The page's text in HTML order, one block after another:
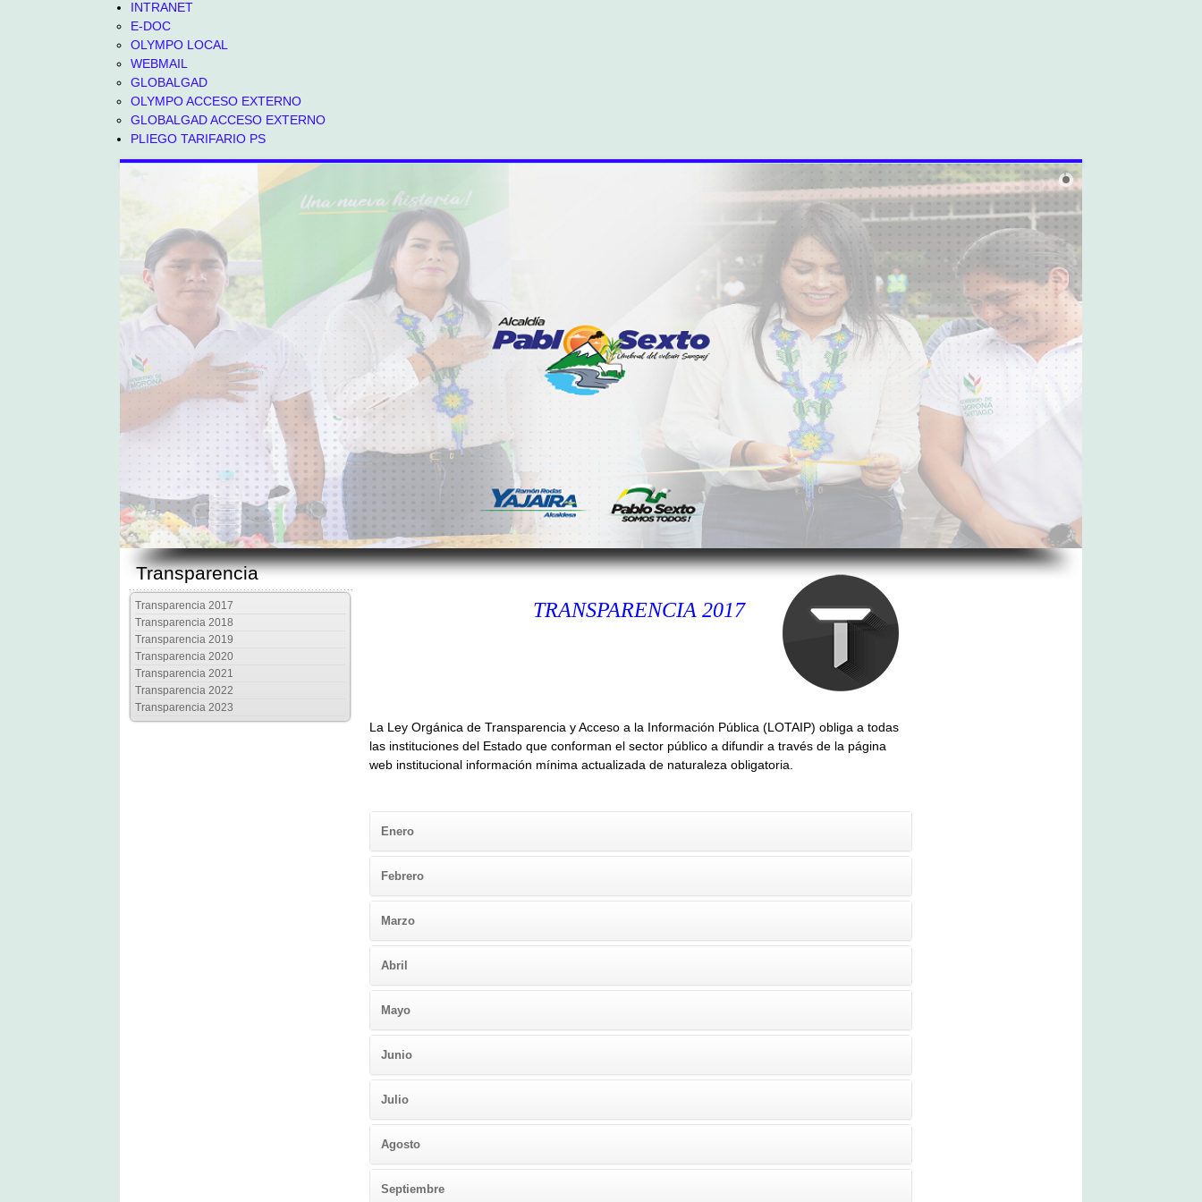
INTRANET
E-DOC
OLYMPO LOCAL
WEBMAIL
GLOBALGAD
OLYMPO ACCESO EXTERNO
GLOBALGAD ACCESO EXTERNO
PLIEGO TARIFARIO PS
Transparencia
Transparencia 2017
Transparencia 2018
Transparencia 2019
Transparencia 2020
Transparencia 2021
Transparencia 2022
Transparencia 2023
TRANSPARENCIA 2017
La Ley Orgánica de Transparencia y Acceso a la Información Pública (LOTAIP) obliga a todas
las instituciones del Estado que conforman el sector público a difundir a través de la página
web institucional información mínima actualizada de naturaleza obligatoria.
Enero
Febrero
Marzo
Abril
Mayo
Junio
Julio
Agosto
Septiembre